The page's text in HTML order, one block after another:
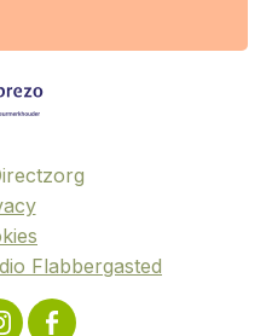
Flabbergasted